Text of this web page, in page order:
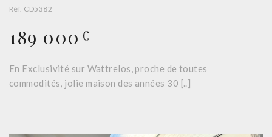
Réf. CD5382
189 000 €
En Exclusivité sur Wattrelos, proche de toutes
commodités, jolie maison des années 30 [..]